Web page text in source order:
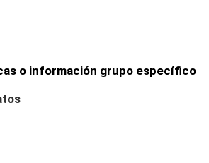
o información grupo específico